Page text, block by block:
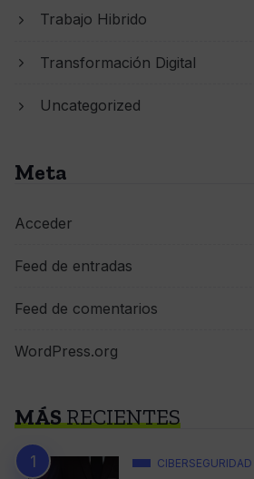
Trabajo Hibrido
Transformación Digital
Uncategorized
Meta
Acceder
Feed de entradas
Feed de comentarios
WordPress.org
MÁSRECIENTES
CIBERSEGURIDAD